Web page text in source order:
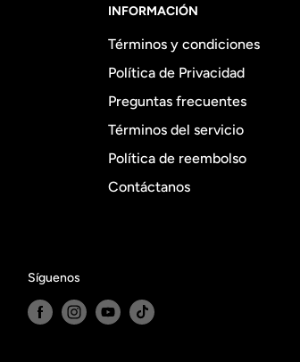
INFORMACIÓN
Términos y condiciones
Política de Privacidad
Preguntas frecuentes
Términos del servicio
Política de reembolso
Contáctanos
Síguenos